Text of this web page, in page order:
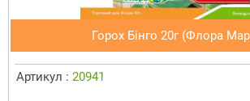
Горох Бінго 20г (Флора
Артикул : 20941